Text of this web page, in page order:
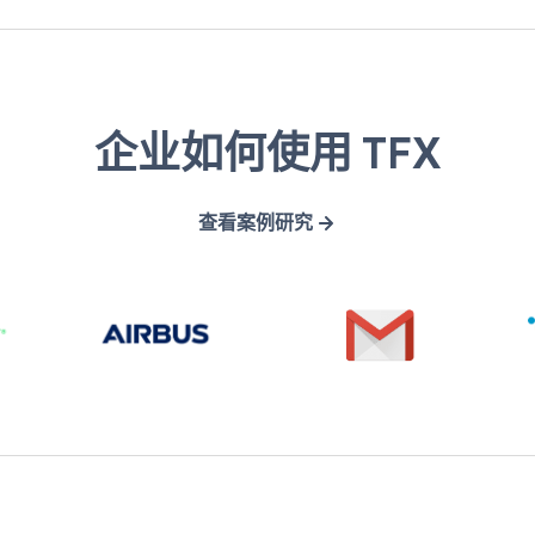
企业如何使用 TFX
查看案例研究
G
m
i